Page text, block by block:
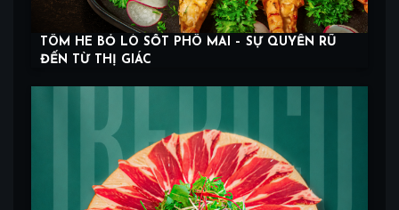
TÔM HE BỎ LÒ SỐT PHÔ MAI – SỰ QUYẾN RŨ
ĐẾN TỪ THỊ GIÁC